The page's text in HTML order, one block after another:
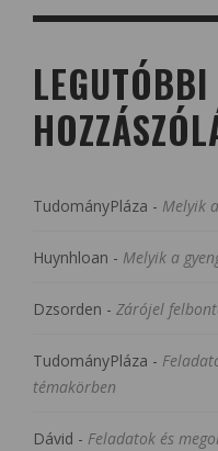
LEGUTÓBBI
TudományPláza - Melyik
Huynhloan - Melyik a
Dzsorden - Zárójel
TudományPláza -
témakörben
Dávid - Feladatok és